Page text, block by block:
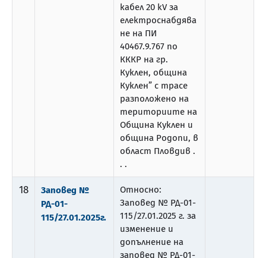
кабел 20 kV за
електроснабдява
не на ПИ
40467.9.767 по
КККР на гр.
Куклен, община
Куклен” с трасе
разположено на
териториите на
Община Куклен и
община Родопи, в
област Пловдив .
. .
18
Заповед №
РД-01-
115/27.01.2025г.
Относно:
Заповед № РД-01-
115/27.01.2025 г. за
изменение и
допълнение на
заповед № РД-01-